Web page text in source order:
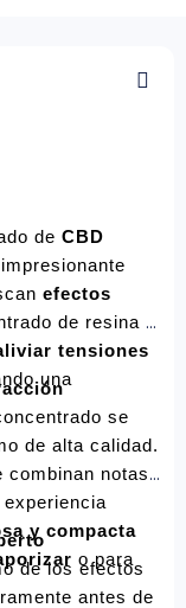
de CBD
efectos
de resina
tensiones
se
de alta calidad.
, que combinan notas
y compacta
de los efectos
antes de